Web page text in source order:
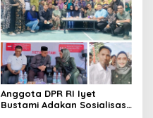
Anggota DPR RI Iyet
Bustami Adakan Sosialisasi